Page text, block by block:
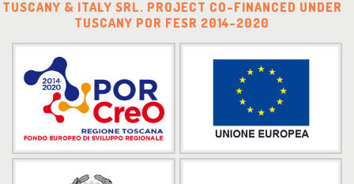
TUSCANY & ITALY SRL. PROJECT CO-FINANCED UNDER
TUSCANY POR FESR 2014-2020